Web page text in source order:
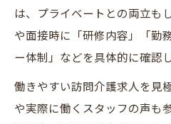
は、プライベートとの両立も
や面接時に「研修内容」「勤
ー体制」などを具体的に確認
働きやすい訪問介護求人を見
や実際に働くスタッフの声も